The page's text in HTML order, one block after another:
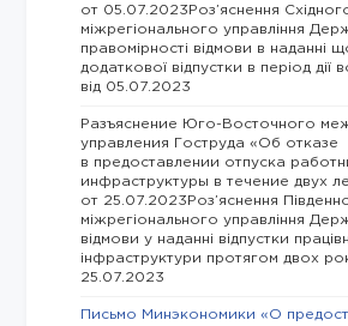
от 05.07.2023Роз’яснення
міжрегіонального управління
правомірності відмови в наданні
додаткової відпустки в період дії
від 05.07.2023
Разъяснение Юго-Восточного
управления Гоструда «Об отказе
в предоставлении отпуска
инфраструктуры в течение двух
от 25.07.2023Роз’яснення
міжрегіонального управління
відмови у наданні відпустки
інфраструктури протягом двох
25.07.2023
Письмо Минэкономики «О